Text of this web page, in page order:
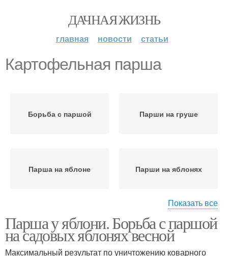
ДАЧНАЯ ЖИЗНЬ
главная новости статьи
Картофельная парша
Борьба с паршой Парши на груше
Парша на яблоне Парши на яблонях
Парши на яблоне
Показать все
Парша у яблони. Борьба с паршой
на садовых яблонях весной
Максимальный результат по уничтожению коварного